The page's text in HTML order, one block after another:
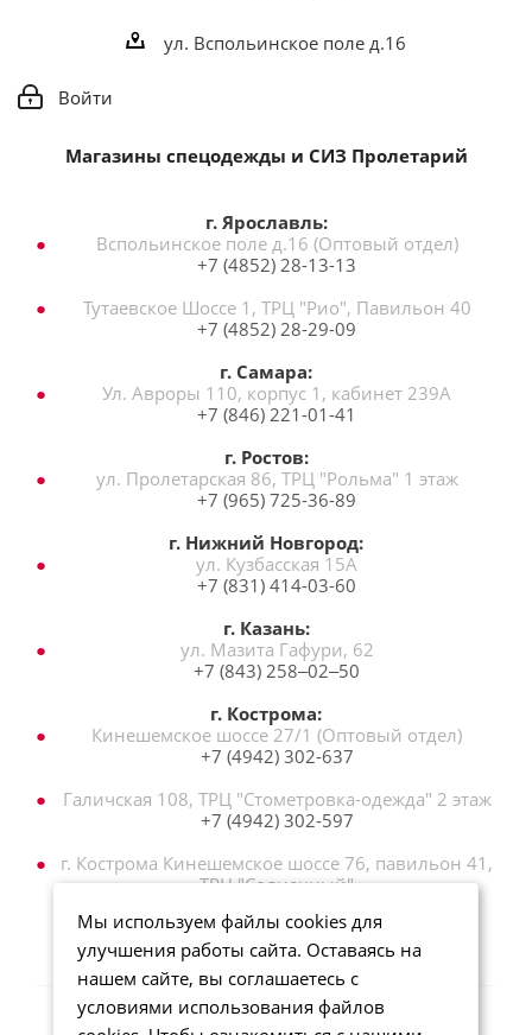
Мы используем файлы cookies для
улучшения работы сайта. Оставаясь на
нашем сайте, вы соглашаетесь с
условиями использования файлов
ул. Вспольинское поле д.16
Войти
Магазины спецодежды и СИЗ Пролетарий
г. Ярославль:
Вспольинское поле д.16 (Оптовый отдел)
+7 (4852) 28-13-13
Тутаевское Шоссе 1, ТРЦ "Рио", Павильон 40
+7 (4852) 28-29-09
г. Самара:
Ул. Авроры 110, корпус 1, кабинет 239А
+7 (846) 221-01-41
г. Ростов:
ул. Пролетарская 86, ТРЦ "Рольма" 1 этаж
+7 (965) 725-36-89
г. Нижний Новгород:
ул. Кузбасская 15А
+7 (831) 414-03-60
г. Казань:
ул. Мазита Гафури, 62
+7 (843) 258‒02‒50
г. Кострома:
Кинешемское шоссе 27/1 (Оптовый отдел)
+7 (4942) 302-637
Галичская 108, ТРЦ "Стометровка-одежда" 2 этаж
+7 (4942) 302-597
г. Кострома Кинешемское шоссе 76, павильон 41,
ТРЦ "Солнечный"